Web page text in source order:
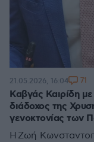
Καβγάς Καιρίδη
διάδοχος της
γενοκτονίας των
Η Ζωή
21.05.2026, 16:04 71